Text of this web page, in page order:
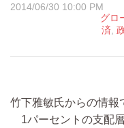
2014/06/30 10:00 PM
グロ
済
竹下雅敏氏からの情報
1パーセントの支配